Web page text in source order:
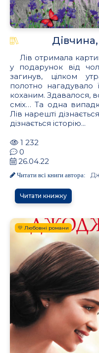
Лів отримала
у подарунок від
загинув, цілком
полотно нагадувало
коханим. Здавалося,
сміх… Та одна
Лів нарешті
дізнається історію...
1 232
0
26.04.22
Читати всі книги автора:
Читати книжку
💛 Любовні романи